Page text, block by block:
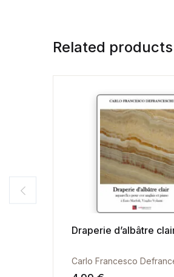
Related products
Draperie d’albâtre
Carlo Francesco